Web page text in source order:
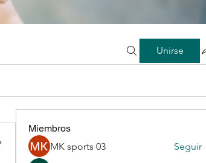
Unirse
Miembros
MK sports 03
Seguir